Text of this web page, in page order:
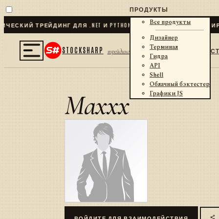
ТРЕЙДИНГ ДЛЯ .NET И PYTHON✦ + КОННЕКТОРОВ ·
STOCKSHARP трейдинг
ПРОДУКТЫ
Все продукты
Дизайнер
Терминал
Гидра
API
Shell
Облачный бэктестер
Графики JS
Maxxx